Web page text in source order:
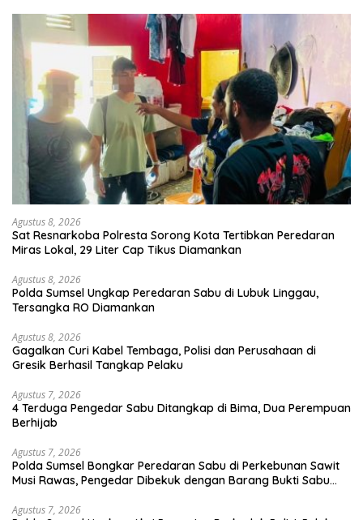
Agustus 8, 2026
Sat Resnarkoba Polresta Sorong Kota Tertibkan Peredaran
Miras Lokal, 29 Liter Cap Tikus Diamankan
Agustus 8, 2026
Polda Sumsel Ungkap Peredaran Sabu di Lubuk Linggau,
Tersangka RO Diamankan
Agustus 8, 2026
Gagalkan Curi Kabel Tembaga, Polisi dan Perusahaan di
Gresik Berhasil Tangkap Pelaku
Agustus 7, 2026
4 Terduga Pengedar Sabu Ditangkap di Bima, Dua Perempuan
Berhijab
Agustus 7, 2026
Polda Sumsel Bongkar Peredaran Sabu di Perkebunan Sawit
Musi Rawas, Pengedar Dibekuk dengan Barang Bukti Sabu
Agustus 7, 2026